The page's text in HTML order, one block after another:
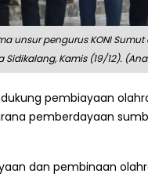
unsur pengurus KONI Sumut
Sidikalang, Kamis (19/12).
pembiayaan
pemberdayaan
dan pembinaan